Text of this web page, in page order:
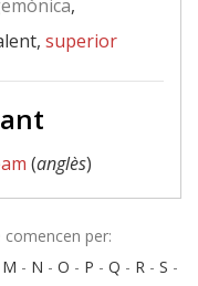
,
superior
(anglès)
per:
M - N - O - P - Q - R - S -